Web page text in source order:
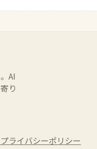
AI
り
プライバシーポリシー